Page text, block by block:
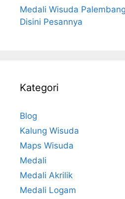
Medali Wisuda
Disini Pesannya
Kategori
Blog
Kalung Wisuda
Maps Wisuda
Medali
Medali Akrilik
Medali Logam